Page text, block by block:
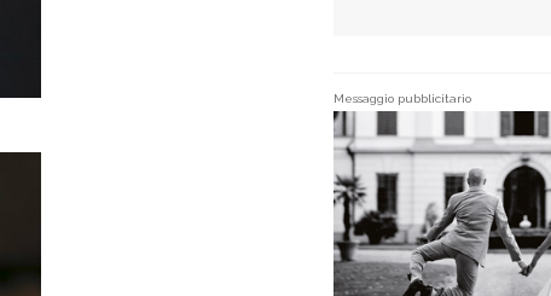
Messaggio pubblicitario